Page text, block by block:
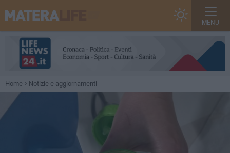
MENU
Home Notizie e aggiornamenti